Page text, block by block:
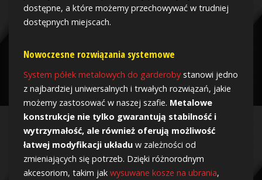
dostępne, a które możemy przechowywać w trudniej
dostępnych miejscach.
Nowoczesne rozwiązania systemowe
System półek metalowych do garderoby stanowi jedno
z najbardziej uniwersalnych i trwałych rozwiązań, jakie
możemy zastosować w naszej szafie. Metalowe
konstrukcje nie tylko gwarantują stabilność i
wytrzymałość, ale również oferują możliwość
łatwej modyfikacji układu w zależności od
zmieniających się potrzeb. Dzięki różnorodnym
akcesoriom, takim jak wysuwane kosze na ubrania,